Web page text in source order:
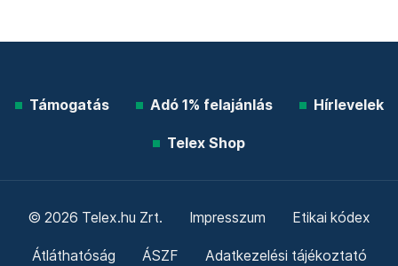
Támogatás Adó 1% felajánlás Hírlevelek
Telex Shop
© 2026 Telex.hu Zrt. Impresszum Etikai kódex
Átláthatóság ÁSZF Adatkezelési tájékoztató